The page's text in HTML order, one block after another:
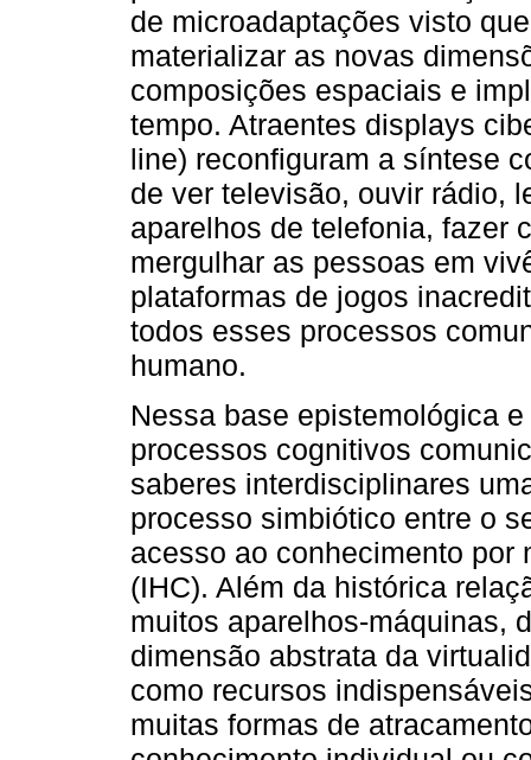
de microadaptações visto
materializar as novas
composições espaciais e
tempo. Atraentes displays
line) reconfiguram a síntese
de ver televisão, ouvir rádio,
aparelhos de telefonia, fazer
mergulhar as pessoas em
plataformas de jogos
todos esses processos
humano.
Nessa base epistemológica
processos cognitivos
saberes interdisciplinares
processo simbiótico entre o
acesso ao conhecimento por
(IHC). Além da histórica
muitos aparelhos-máquinas,
dimensão abstrata da
como recursos
muitas formas de